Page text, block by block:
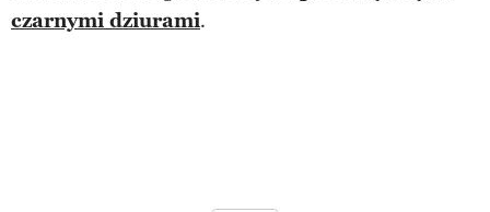
czarnymi dziurami.